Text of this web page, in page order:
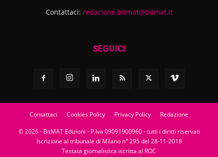
Contattaci: redazione.bitmat@bitmat.it
SEGUICI
Contattaci Cookies Policy Privacy Policy Redazione
© 2026 - BitMAT Edizioni - P.Iva 09091900960 - tutti i diritti riservati
Iscrizione al tribunale di Milano n° 295 del 28-11-2018
Testata giornalistica iscritta al ROC